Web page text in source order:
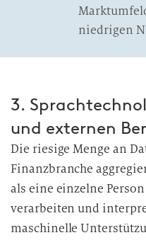
niedrigen
3.
und externen
Die riesige Menge an
Finanzbranche
als eine einzelne
verarbeiten und
maschinelle